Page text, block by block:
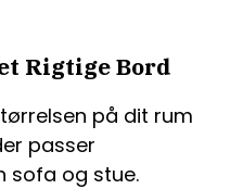
Rigtige Bord
på dit rum
passer
sofa og stue.